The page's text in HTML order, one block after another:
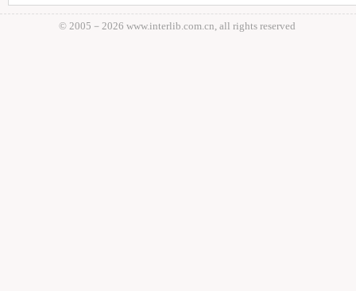
© 2005－ 2026 www.interlib.com.cn, all rights reserved